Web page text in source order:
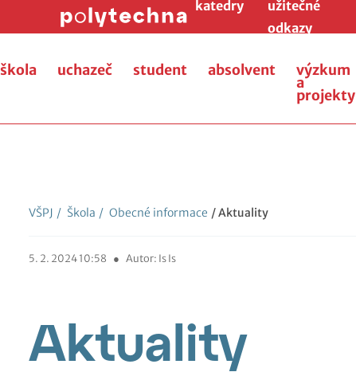
katedry
užitečné
odkazy
škola uchazeč student absolvent výzkum
a
projekty
VŠPJ / Škola / Obecné informace / Aktuality
5. 2. 2024 10:58 ● Autor: Is Is
Aktuality